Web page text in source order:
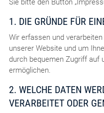
1. DIE GRÜNDE FÜR
Wir erfassen und
unserer Website und um
durch bequemen Zugriff auf
ermöglichen.
2. WELCHE DATEN
VERARBEITET ODER